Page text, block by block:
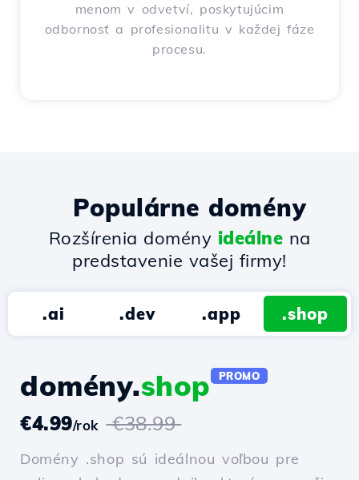
menom v odvetví, poskytujúcim
odbornosť a profesionalitu v každej fáze
procesu.
Populárne domény
Rozšírenia domény ideálne na
predstavenie vašej firmy!
.ai .dev .app .shop
domény.shop PROMO
€4.99/rok €38.99
Domény .shop sú ideálnou voľbou pre